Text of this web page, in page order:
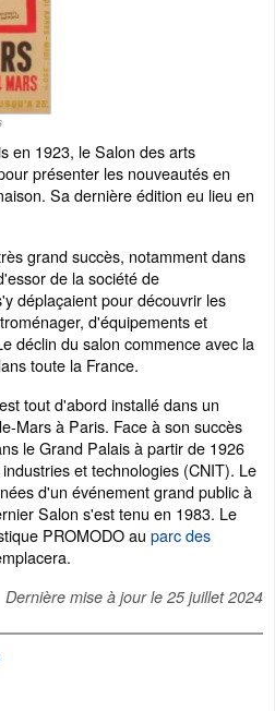
en 1923, le Salon des arts
présenter les nouveautés en
Sa dernière édition eu lieu en
grand succès, notamment dans
de la société de
déplaçaient pour découvrir les
d'équipements et
déclin du salon commence avec la
toute la France.
tout d'abord installé dans un
Mars à Paris. Face à son succès
le Grand Palais à partir de 1926
et technologies (CNIT). Le
d'un événement grand public à
Salon s'est tenu en 1983. Le
PROMODO au parc des
Dernière mise à jour le 25 juillet 2024